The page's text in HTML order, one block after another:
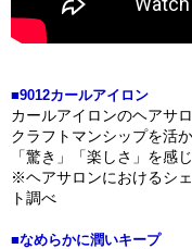
■9012カールアイロン
カールアイロンのヘアサ
クラフトマンシップを活
「驚き」「楽しさ」を感
※ヘアサロンにおけるシ
ト調べ
■なめらかに潤いキープ